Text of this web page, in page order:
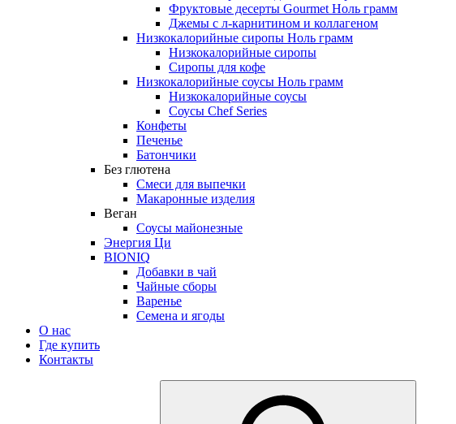
Фруктовые десерты Gourmet Ноль грамм
Джемы с л-карнитином и коллагеном
Низкокалорийные сиропы Ноль грамм
Низкокалорийные сиропы
Сиропы для кофе
Низкокалорийные соусы Ноль грамм
Низкокалорийные соусы
Соусы Chef Series
Конфеты
Печенье
Батончики
Без глютена
Смеси для выпечки
Макаронные изделия
Веган
Соусы майонезные
Энергия Ци
BIONIQ
Добавки в чай
Чайные сборы
Варенье
Семена и ягоды
О нас
Где купить
Контакты